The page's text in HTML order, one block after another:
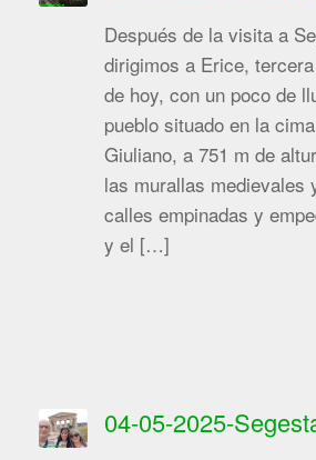
Después de la visita a
dirigimos a Erice,
de hoy, con un poco de
pueblo situado en la
Giuliano, a 751 m de
las murallas medievales
calles empinadas y
y el […]
04-05-2025-